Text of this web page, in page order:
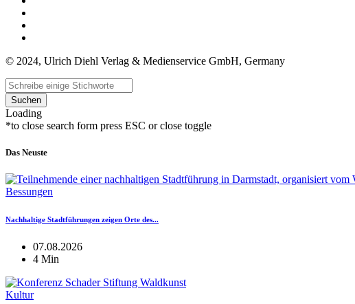
© 2024, Ulrich Diehl Verlag & Medienservice GmbH, Germany
Suchen
Loading
*to close search form press ESC or close toggle
Das Neuste
Bessungen
Nachhaltige Stadtführungen zeigen Orte des...
07.08.2026
4 Min
Kultur